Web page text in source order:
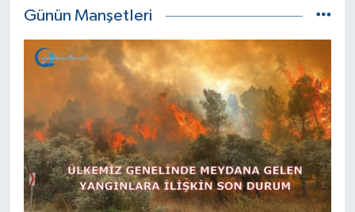
Günün Manşetleri